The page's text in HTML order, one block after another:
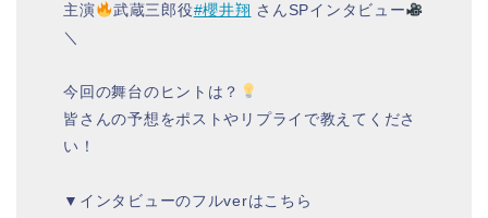
主演
武蔵三郎役#櫻井翔 さんSPインタビュー
＼
今回の舞台のヒントは？
皆さんの予想をポストやリプライで教えてくださ
い！
▼インタビューのフルverはこちら